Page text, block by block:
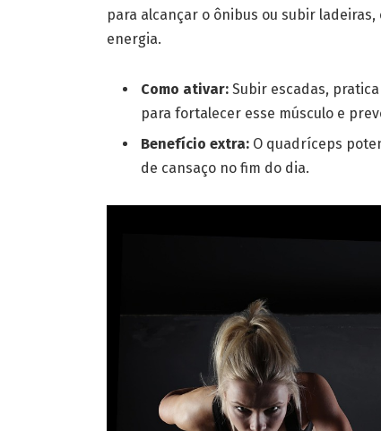
para alcançar o ônibus ou subir
energia.
Como ativar:Subir escadas,
para fortalecer esse músculo e
Benefício extra:O quadríceps
de cansaço no fim do dia.